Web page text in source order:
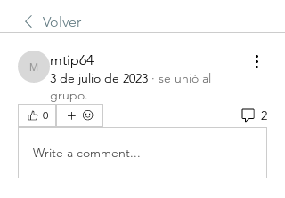
Volver
mtip64
mtip64
3 de julio de 2023 · se unió al
grupo.
0 2
Write a comment...